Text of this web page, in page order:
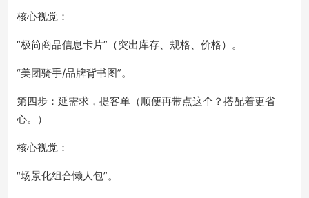
核心视觉：
“极简商品信息卡片”（突出库存、规格、价格）。
“美团骑手/品牌背书图”。
第四步：延需求，提客单（顺便再带点这个？搭配着更省
心。）
核心视觉：
“场景化组合懒人包”。